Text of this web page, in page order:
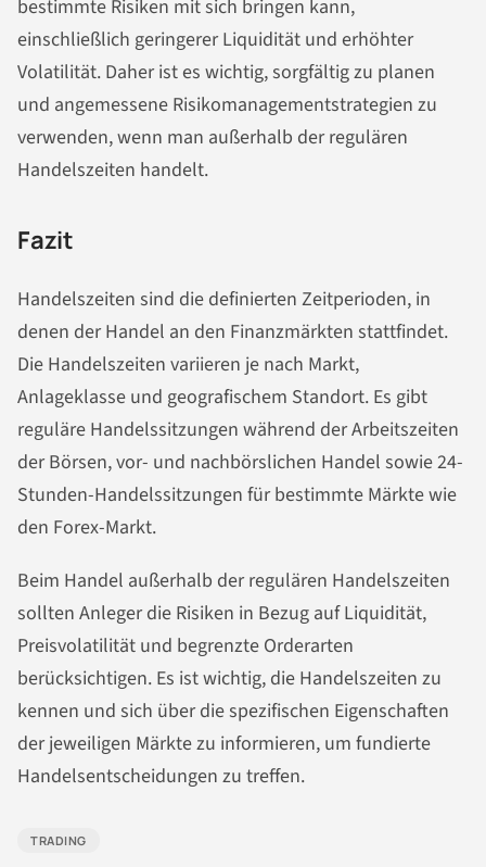
bestimmte Risiken mit sich bringen kann,
einschließlich geringerer Liquidität und erhöhter
Volatilität. Daher ist es wichtig, sorgfältig zu planen
und angemessene Risikomanagementstrategien zu
verwenden, wenn man außerhalb der regulären
Handelszeiten handelt.
Fazit
Handelszeiten sind die definierten Zeitperioden, in
denen der Handel an den Finanzmärkten stattfindet.
Die Handelszeiten variieren je nach Markt,
Anlageklasse und geografischem Standort. Es gibt
reguläre Handelssitzungen während der Arbeitszeiten
der Börsen, vor- und nachbörslichen Handel sowie 24-
Stunden-Handelssitzungen für bestimmte Märkte wie
den Forex-Markt.
Beim Handel außerhalb der regulären Handelszeiten
sollten Anleger die Risiken in Bezug auf Liquidität,
Preisvolatilität und begrenzte Orderarten
berücksichtigen. Es ist wichtig, die Handelszeiten zu
kennen und sich über die spezifischen Eigenschaften
der jeweiligen Märkte zu informieren, um fundierte
Handelsentscheidungen zu treffen.
TRADING